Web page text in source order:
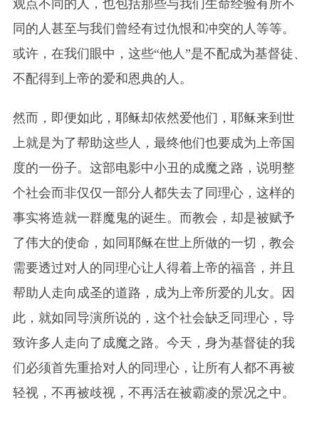
观点不同的人，也包括那些与我们生命经验有所不
同的人甚至与我们曾经有过仇恨和冲突的人等等。
或许，在我们眼中，这些“他人”是不配成为基督徒、
不配得到上帝的爱和恩典的人。
然而，即便如此，耶稣却依然爱他们，耶稣来到世
上就是为了帮助这些人，最终他们也要成为上帝国
度的一份子。这部电影中小丑的成魔之路，说明整
个社会而非仅仅一部分人都失去了同理心，这样的
事实将造就一群魔鬼的诞生。而教会，却是被赋予
了伟大的使命，如同耶稣在世上所做的一切，教会
需要透过对人的同理心让人得着上帝的福音，并且
帮助人走向成圣的道路，成为上帝所爱的儿女。因
此，就如同导演所说的，这个社会缺乏同理心，导
致许多人走向了成魔之路。今天，身为基督徒的我
们必须首先重拾对人的同理心，让所有人都不再被
轻视，不再被歧视，不再活在被霸凌的景况之中。